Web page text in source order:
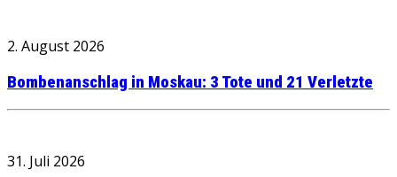
2. August 2026
Bombenanschlag in Moskau: 3 Tote und 21 Verletzte
31. Juli 2026